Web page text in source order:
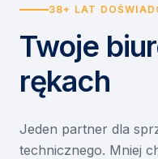
Urządzenia
Drukarki i urządzenia
Etykiety i
Skanery i obieg
Monitory interaktywne
Niszczarki
Wynajem drukarek
Wynajem urządzeń
Asystent druku
EZD RP
Misja szkoła
Serwis
O nas
38+ LAT
Twoje
rękach
Jeden partner dla
technicznego. Mniej